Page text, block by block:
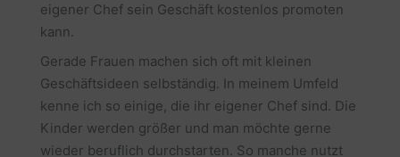
eigener Chef sein Geschäft kostenlos promoten
kann.
Gerade Frauen machen sich oft mit kleinen
Geschäftsideen selbständig. In meinem Umfeld
kenne ich so einige, die ihr eigener Chef sind. Die
Kinder werden größer und man möchte gerne
wieder beruflich durchstarten. So manche nutzt